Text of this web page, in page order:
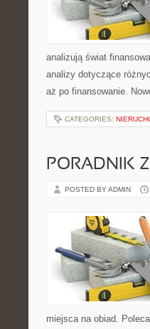
analizują świat
analizy dotyczące
aż po finansowanie.
CATEGORIES:
PORADNIK
POSTED BY ADMIN
miejsca na obiad.